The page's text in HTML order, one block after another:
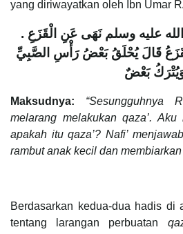
yang diriwayatkan oleh Ibn Umar
عليه وسلم نَهَى عَنِ الْقَزَعِ ‏.‏
قَالَ يُحْلَقُ بَعْضُ رَأْسِ الصَّبِيِّ
بَعْضٌ
Maksudnya:
“Sesungguhnya
melarang melakukan qaza’. Aku
apakah itu qaza’? Nafi’
rambut anak kecil dan
Berdasarkan kedua-dua hadis di
tentang larangan perbuatan